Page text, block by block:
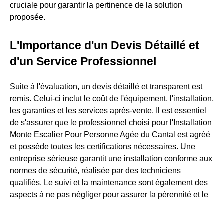
cruciale pour garantir la pertinence de la solution
proposée.
L'Importance d'un Devis Détaillé et
d'un Service Professionnel
Suite à l'évaluation, un devis détaillé et transparent est
remis. Celui-ci inclut le coût de l'équipement, l'installation,
les garanties et les services après-vente. Il est essentiel
de s'assurer que le professionnel choisi pour l'Installation
Monte Escalier Pour Personne Agée du Cantal est agréé
et possède toutes les certifications nécessaires. Une
entreprise sérieuse garantit une installation conforme aux
normes de sécurité, réalisée par des techniciens
qualifiés. Le suivi et la maintenance sont également des
aspects à ne pas négliger pour assurer la pérennité et le